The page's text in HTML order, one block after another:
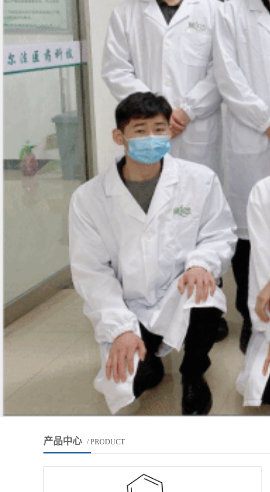
产品中心 / PRODUCT